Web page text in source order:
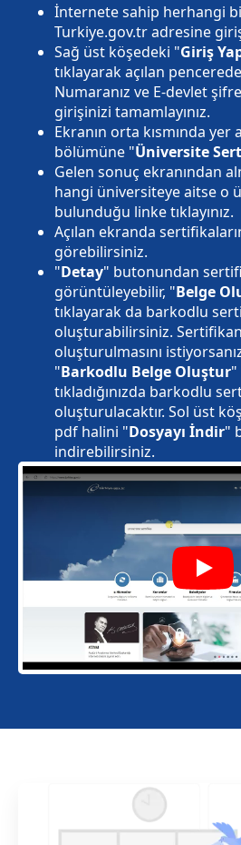
Play
İnternete sahip herhangi
Turkiye.gov.tr adresine giriş
Sağ üst köşedeki "Giriş
tıklayarak açılan
Numaranız ve E-devlet
girişinizi tamamlayınız.
Ekranın orta kısmında yer
bölümüne "Üniversite
Gelen sonuç ekranından
hangi üniversiteye aitse o
bulunduğu linke tıklayınız.
Açılan ekranda
görebilirsiniz.
"Detay" butonundan
görüntüleyebilir, "Belge
tıklayarak da barkodlu
oluşturabilirsiniz.
oluşturulmasını
"Barkodlu Belge Oluştur"
tıkladığınızda barkodlu
oluşturulacaktır. Sol üst
pdf halini "Dosyayı İndir"
indirebilirsiniz.